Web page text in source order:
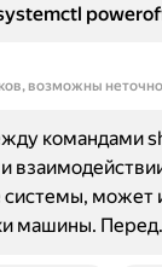
возможны
командами
может
машины.